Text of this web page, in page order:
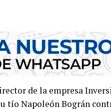
de la empresa
tío Napoleón Bográn